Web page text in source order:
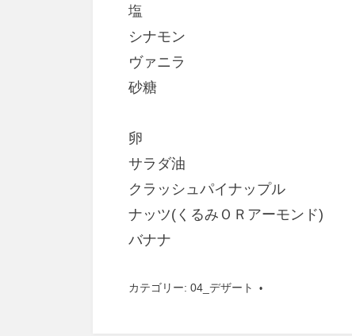
塩 小
シナモン
ヴァニラ
砂糖 2Ｃ
卵 3
サラダ油 1＆
クラッシュパイナップ
ナッツ(くるみＯＲアーモン
バナナ
カテゴリー: 04_デザート